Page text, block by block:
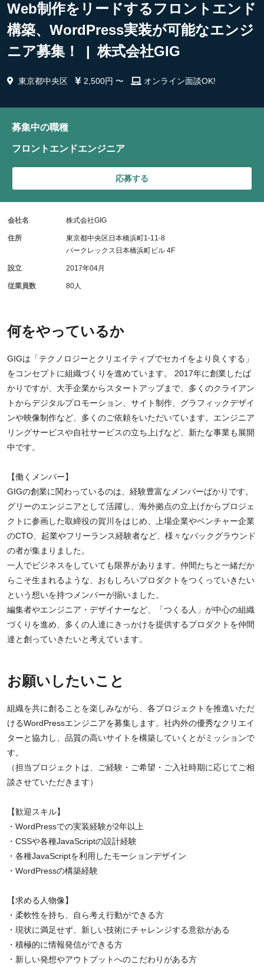
Web制作をリードするフロントエンド
構築、WordPress実装が可能なエンジ
ニア募集！ | 株式会社GIG
東京都中央区 2,500円 〜 オンライン面談OK!
何をやっているか
GIGは「テクノロジーとクリエイティブでセカイをより良くする」
をコンセプトに組織づくりを進めています。 2017年に創業したば
かりですが、大手企業からスタートアップまで、多くのクライアン
トからデジタルプロモーション、サイト制作、グラフィックデザイ
ンや映像制作など、多くのご依頼をいただいています。エンジニア
リングサービスや自社サービスの立ち上げなど、新たな事業も展開
中です。
【働くメンバー】
GIGの創業に関わっているのは、経験豊富なメンバーばかりです。
グリーのエンジニアとして活躍し、海外拠点の立上げからプロジェ
クトに参画した取締役の賀川をはじめ、上場企業やベンチャー企業
のCTO、起業やフリーランス経験者など、様々なバックグラウンド
の者が集まりました。
一人でビジネスをしていても限界があります。仲間たちと一緒だか
らこそ生まれるような、おもしろいプロダクトをつくっていきたい
という想いを持つメンバーが揃いました。
編集者やエンジニア・デザイナーなど、「つくる人」が中心の組織
づくりを進め、多くの人達にきっかけを提供するプロダクトを仲間
達と創っていきたいと考えています。
お願いしたいこと
組織を共に創ることを楽しみながら、各プロジェクトを推進いただ
けるWordPressエンジニアを募集します。社内外の優秀なクリエイ
ターと協力し、品質の高いサイトを構築していくとがミッションで
す。
（担当プロジェクトは、ご経験・ご希望・ご入社時期に応じてご相
談させていただきます）
【歓迎スキル】
・WordPressでの実装経験が2年以上
・CSSや各種JavaScriptの設計経験
・各種JavaScriptを利用したモーションデザイン
・WordPressの構築経験
【求める人物像】
・柔軟性を持ち、自ら考え行動ができる方
・現状に満足せず、新しい技術にチャレンジする意欲がある
・積極的に情報発信ができる方
・新しい発想やアウトプットへのこだわりがある方
募集中の職種
フロントエンドエンジニア
応募する
会社名 株式会社GIG
住所
東京都中央区日本橋浜町1-11-8
パークレックス日本橋浜町ビル 4F
設立 2017年04月
従業員数 80人